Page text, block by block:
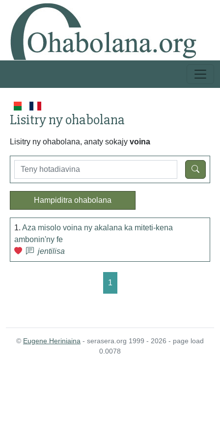
Lisitry ny ohabolana
Lisitry ny ohabolana, anaty sokajy voina
Hampiditra ohabolana
1. Aza misolo voina ny akalana ka miteti-kena
ambonin'ny fe
jentilisa
1
© Eugene Heriniaina - serasera.org 1999 - 2026 - page load
0.0078